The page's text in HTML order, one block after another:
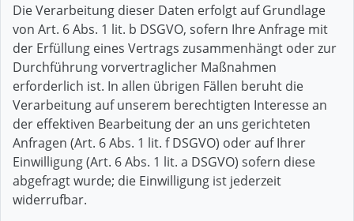
Die Verarbeitung dieser Daten erfolgt auf Grundlage
von Art. 6 Abs. 1 lit. b DSGVO, sofern Ihre Anfrage mit
der Erfüllung eines Vertrags zusammenhängt oder zur
Durchführung vorvertraglicher Maßnahmen
erforderlich ist. In allen übrigen Fällen beruht die
Verarbeitung auf unserem berechtigten Interesse an
der effektiven Bearbeitung der an uns gerichteten
Anfragen (Art. 6 Abs. 1 lit. f DSGVO) oder auf Ihrer
Einwilligung (Art. 6 Abs. 1 lit. a DSGVO) sofern diese
abgefragt wurde; die Einwilligung ist jederzeit
widerrufbar.